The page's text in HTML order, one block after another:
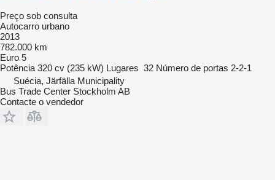
Preço sob consulta
Autocarro urbano
2013
782.000 km
Euro 5
Potência 320 cv (235 kW) Lugares 32 Número de portas 2-2-1
Suécia, Järfälla Municipality
Bus Trade Center Stockholm AB
Contacte o vendedor